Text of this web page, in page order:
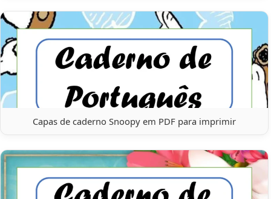
Capas de caderno Snoopy em PDF para imprimir